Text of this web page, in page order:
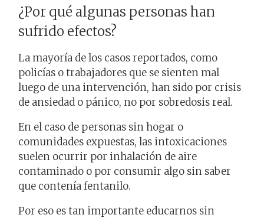
¿Por qué algunas personas han
sufrido efectos?
La mayoría de los casos reportados, como
policías o trabajadores que se sienten mal
luego de una intervención, han sido por crisis
de ansiedad o pánico, no por sobredosis real.
En el caso de personas sin hogar o
comunidades expuestas, las intoxicaciones
suelen ocurrir por inhalación de aire
contaminado o por consumir algo sin saber
que contenía fentanilo.
Por eso es tan importante educarnos sin